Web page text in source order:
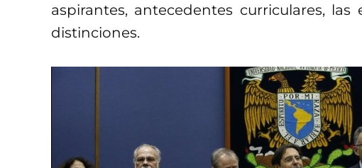
aspirantes, antecedentes curriculares,
distinciones.